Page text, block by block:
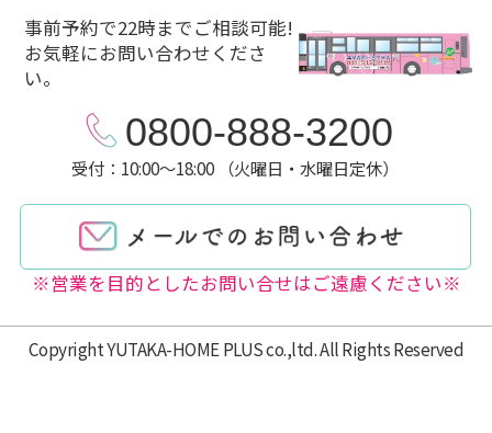
事前予約で22時までご相談可能!
お気軽にお問い合わせくださ
い。
0800-888-3200
受付：10:00～18:00 （火曜日・水曜日定休）
※営業を目的としたお問い合せはご遠慮ください※
Copyright YUTAKA-HOME PLUS co.,ltd. All Rights Reserved